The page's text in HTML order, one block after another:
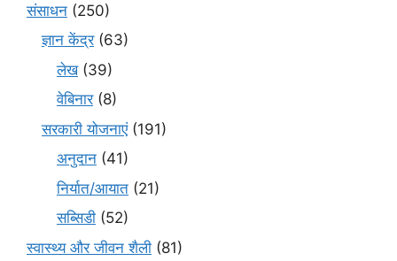
संसाधन (250)
ज्ञान केंद्र(63)
लेख(39)
वेबिनार(8)
सरकारी योजनाएं(191)
अनुदान (41)
निर्यात/आयात (21)
सब्सिडी (52)
स्वास्थ्य और जीवन शैली (81)